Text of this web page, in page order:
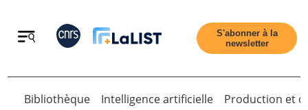
Retour
S'abonner à la
newsletter
Bibliothèque Intelligence artificielle Production et